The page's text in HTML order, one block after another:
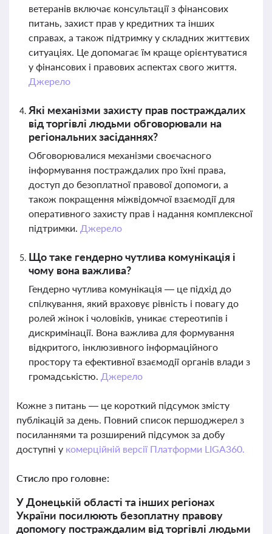
ветеранів включає консультації з фінансових
питань, захист прав у кредитних та інших
справах, а також підтримку у складних життєвих
ситуаціях. Це допомагає їм краще орієнтуватися
у фінансових і правових аспектах свого життя.
Джерело
Які механізми захисту прав постраждалих
від торгівлі людьми обговорювали на
регіональних засіданнях?
Обговорювалися механізми своєчасного
інформування постраждалих про їхні права,
доступ до безоплатної правової допомоги, а
також покращення міжвідомчої взаємодії для
оперативного захисту прав і надання комплексної
підтримки. Джерело
Що таке гендерно чутлива комунікація і
чому вона важлива?
Гендерно чутлива комунікація — це підхід до
спілкування, який враховує рівність і повагу до
ролей жінок і чоловіків, уникає стереотипів і
дискримінації. Вона важлива для формування
відкритого, інклюзивного інформаційного
простору та ефективної взаємодії органів влади з
громадськістю. Джерело
Кожне з питань — це короткий підсумок змісту
публікацій за день. Повний список першоджерел з
посиланнями та розширений підсумок за добу
доступні у комерційній версії Платформи LIGA360.
Стисло про головне:
У Донецькій області та інших регіонах
України посилюють безоплатну правову
допомогу постраждалим від торгівлі людьми